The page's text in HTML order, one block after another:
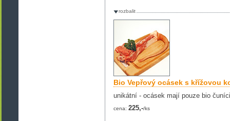
rozbalit
Bio Vepřový ocásek s křížovou
unikátní - ocásek mají pouze bio
cena: 225,-/ks